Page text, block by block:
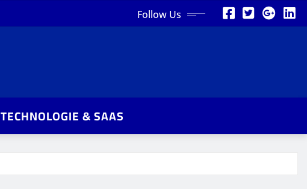
Follow Us
TECHNOLOGIE & SAAS